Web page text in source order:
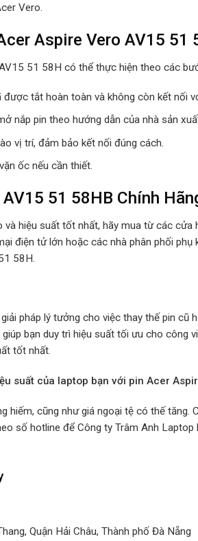
Vero.
Aspire Vero AV15 51
51 58H có thể thực hiện theo các
tắt hoàn toàn và không còn kết nối
nắp pin theo hướng dẫn của nhà sản
vị trí, đảm bảo kết nối đúng cách.
ốc nếu cần thiết.
51 58HB Chính
hiệu suất tốt nhất, hãy mua từ các cửa
điện tử lớn hoặc các nhà phân phối
58H.
pháp lý tưởng cho việc thay thế pin cũ
bạn duy trì hiệu suất tối ưu cho công
tốt nhất.
suất của laptop bạn với pin Acer
hiếm, cũng như giá ngoại tệ có thế tăng.
số hotline để Công ty Trâm Anh
Quận Hải Châu, Thành phố Đà Nẵng